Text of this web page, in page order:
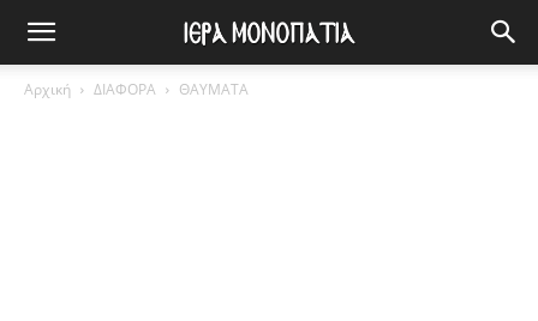
Αρχική ΔΙΑΦΟΡΑ ΘΑΥΜΑΤΑ